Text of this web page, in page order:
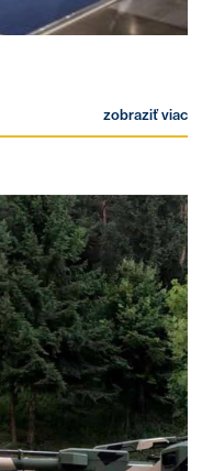
zobraziť viac